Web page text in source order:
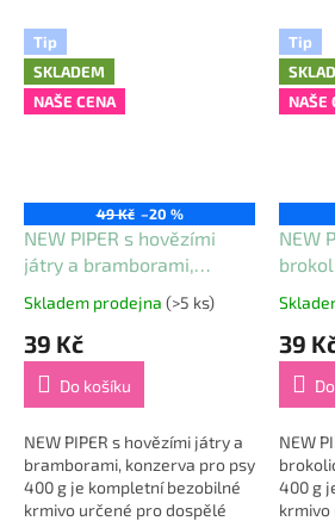
Tip
SKLADEM
NAŠE CENA
49 Kč –20 %
NEW PIPER s hovězími
játry a bramborami,
Průměrné
produktu
5,0
5
hvězdiček.
Skladem prodejna (>5 ks)
39 Kč
Do košíku
NEW PIPER s hovězími játry a
bramborami, konzerva pro psy
400 g je kompletní bezobilné
krmivo určené pro dospělé
Tip
NAŠE
NEW
5,0
5
39
NEW
400 g
krmivo